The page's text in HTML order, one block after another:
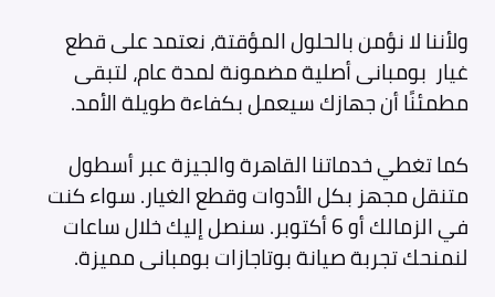
ولأننا لا نؤمن بالحلول المؤقتة، نعتمد على قطع
غيار بومبانى أصلية مضمونة لمدة عام، لتبقى
مطمئنًا أن جهازك سيعمل بكفاءة طويلة الأمد.
كما تغطي خدماتنا القاهرة والجيزة عبر أسطول
متنقل مجهز بكل الأدوات وقطع الغيار. سواء كنت
في الزمالك أو 6 أكتوبر. سنصل إليك خلال ساعات
لنمنحك تجربة صيانة بوتاجازات بومبانى مميزة.